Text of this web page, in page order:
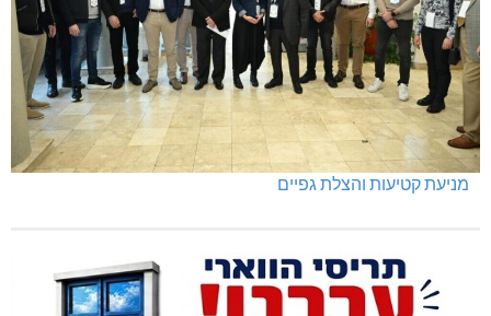
מניעת קטיעות והצלת גפיים